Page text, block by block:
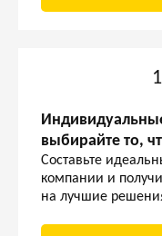
выбирайте то,
Составьте
компании и
на лучшие